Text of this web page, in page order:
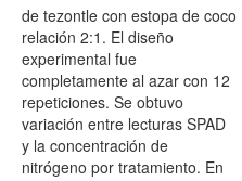
de tezontle con estopa de coco
relación 2:1. El diseño
experimental fue
completamente al azar con 12
repeticiones. Se obtuvo
variación entre lecturas SPAD
y la concentración de
nitrógeno por tratamiento. En